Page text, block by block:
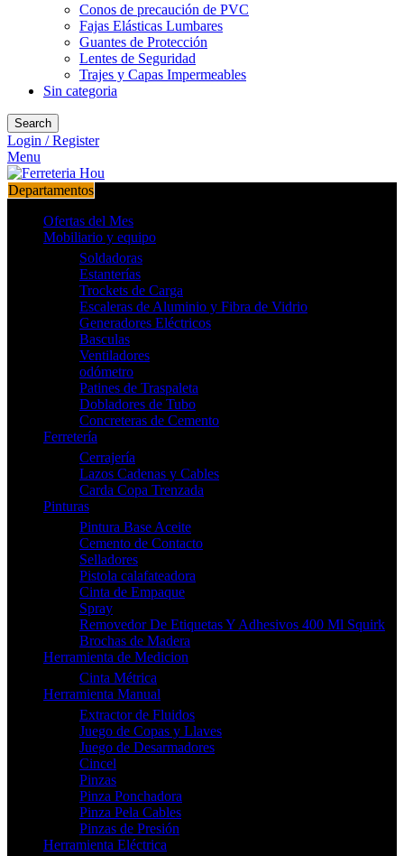
Conos de precaución de PVC
Fajas Elásticas Lumbares
Guantes de Protección
Lentes de Seguridad
Trajes y Capas Impermeables
Sin categoria
Search
Login / Register
Menu
Departamentos
Ofertas del Mes
Mobiliario y equipo
Soldadoras
Estanterías
Trockets de Carga
Escaleras de Aluminio y Fibra de Vidrio
Generadores Eléctricos
Basculas
Ventiladores
odómetro
Patines de Traspaleta
Dobladores de Tubo
Concreteras de Cemento
Ferretería
Cerrajería
Lazos Cadenas y Cables
Carda Copa Trenzada
Pinturas
Pintura Base Aceite
Cemento de Contacto
Selladores
Pistola calafateadora
Cinta de Empaque
Spray
Removedor De Etiquetas Y Adhesivos 400 Ml Squirk
Brochas de Madera
Herramienta de Medicion
Cinta Métrica
Herramienta Manual
Extractor de Fluidos
Juego de Copas y Llaves
Juego de Desarmadores
Cincel
Pinzas
Pinza Ponchadora
Pinza Pela Cables
Pinzas de Presión
Herramienta Eléctrica